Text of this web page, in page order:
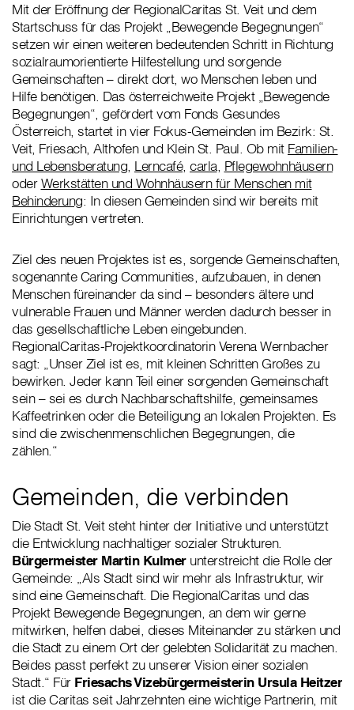
Mit der Eröffnung der RegionalCaritas St. Veit und dem
Startschuss für das Projekt „Bewegende Begegnungen“
setzen wir einen weiteren bedeutenden Schritt in Richtung
sozialraumorientierte Hilfestellung und sorgende
Gemeinschaften – direkt dort, wo Menschen leben und
Hilfe benötigen. Das österreichweite Projekt „Bewegende
Begegnungen“, gefördert vom Fonds Gesundes
Österreich, startet in vier Fokus-Gemeinden im Bezirk: St.
Veit, Friesach, Althofen und Klein St. Paul. Ob mit Familien-
und Lebensberatung, Lerncafé, carla, Pflegewohnhäusern
oderWerkstätten und Wohnhäusern für Menschen mit
Behinderung: In diesen Gemeinden sind wir bereits mit
Einrichtungen vertreten.
Ziel des neuen Projektes ist es, sorgende Gemeinschaften,
sogenannte Caring Communities, aufzubauen, in denen
Menschen füreinander da sind – besonders ältere und
vulnerable Frauen und Männer werden dadurch besser in
das gesellschaftliche Leben eingebunden.
RegionalCaritas-Projektkoordinatorin Verena Wernbacher
sagt: „Unser Ziel ist es, mit kleinen Schritten Großes zu
bewirken. Jeder kann Teil einer sorgenden Gemeinschaft
sein – sei es durch Nachbarschaftshilfe, gemeinsames
Kaffeetrinken oder die Beteiligung an lokalen Projekten. Es
sind die zwischenmenschlichen Begegnungen, die
zählen.“
Gemeinden, die verbinden
Die Stadt St. Veit steht hinter der Initiative und unterstützt
die Entwicklung nachhaltiger sozialer Strukturen.
Bürgermeister Martin Kulmerunterstreicht die Rolle der
Gemeinde: „Als Stadt sind wir mehr als Infrastruktur, wir
sind eine Gemeinschaft. Die RegionalCaritas und das
Projekt Bewegende Begegnungen, an dem wir gerne
mitwirken, helfen dabei, dieses Miteinander zu stärken und
die Stadt zu einem Ort der gelebten Solidarität zu machen.
Beides passt perfekt zu unserer Vision einer sozialen
Stadt.“ Für Friesachs Vizebürgermeisterin Ursula Heitzer
ist die Caritas seit Jahrzehnten eine wichtige Partnerin, mit